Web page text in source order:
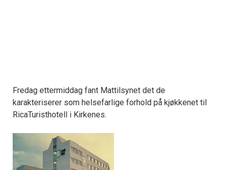
Fredag ettermiddag fant Mattilsynet det de
karakteriserer som helsefarlige forhold på kjøkkenet til
RicaTuristhotell i Kirkenes.